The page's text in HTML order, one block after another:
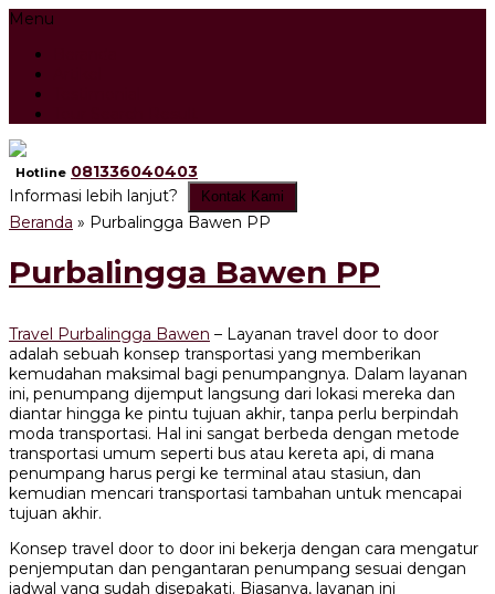
Menu
Hotline 081336040403
Informasi lebih lanjut?
Kontak Kami
Beranda » Purbalingga Bawen PP
Purbalingga Bawen PP
Travel Purbalingga Bawen – Layanan travel door to door
adalah sebuah konsep transportasi yang memberikan
kemudahan maksimal bagi penumpangnya. Dalam layanan
ini, penumpang dijemput langsung dari lokasi mereka dan
diantar hingga ke pintu tujuan akhir, tanpa perlu berpindah
moda transportasi. Hal ini sangat berbeda dengan metode
transportasi umum seperti bus atau kereta api, di mana
penumpang harus pergi ke terminal atau stasiun, dan
kemudian mencari transportasi tambahan untuk mencapai
tujuan akhir.
Konsep travel door to door ini bekerja dengan cara mengatur
penjemputan dan pengantaran penumpang sesuai dengan
jadwal yang sudah disepakati. Biasanya, layanan ini